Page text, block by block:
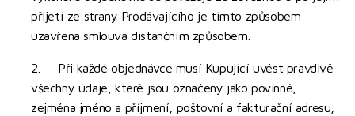
přijetí ze strany Prodávajícího je tímto způsobem
uzavřena smlouva distančním způsobem.
2. Při každé objednávce musí Kupující uvést pravdivě
všechny údaje, které jsou označeny jako povinné,
zejména jméno a příjmení, poštovní a fakturační adresu,